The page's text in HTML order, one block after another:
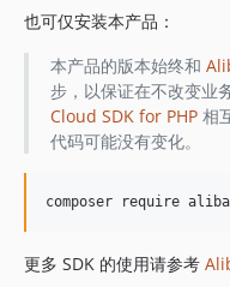
1.8.828
1.8.826
1.8.825
1.8.824
1.8.823
1.8.820
也可仅安装本产品：
本产品的版本始终和
步，以保证在不改变业
Cloud SDK for PHP相
代码可能没有变化。
更多 SDK 的使用请参考